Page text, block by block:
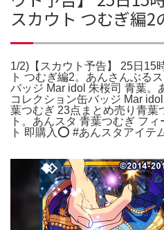
スカウト つむぎ編2
1/2)【スカウト予告】 25日15
ト つむぎ編2。あんさんぶる
バッジ Mar idol 朱桜司 青葉。
コレクション缶バッジ Mar
葉つむぎ 23点まとめ売り青葉
ト。あんスタ 青葉つむぎ フ
ト 即購入⭕️ #あんスタアイテ